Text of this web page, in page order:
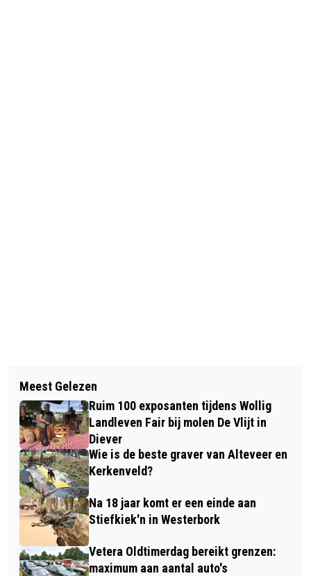
‘AMSTEL LIVE IN DE KROEG’ IN
RUINER CAFÉ BRINKZICHT
VOLVO IN DE HOOFDROL TIJDENS
OLDTIMER FESTIVAL BALKBRUG
Meest Gelezen
Ruim 100 exposanten tijdens Wollig
Landleven Fair bij molen De Vlijt in
Diever
Wie is de beste graver van Alteveer en
Kerkenveld?
Na 18 jaar komt er een einde aan
Stiefkiek'n in Westerbork
Vetera Oldtimerdag bereikt grenzen:
maximum aan aantal auto's